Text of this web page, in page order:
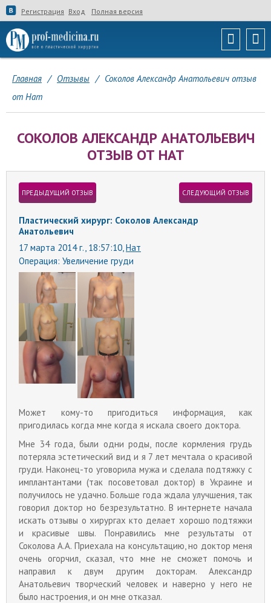
Регистрация Вход Полная версия
Главная / Отзывы / Соколов Александр Анатольевич отзыв
от Нат
СОКОЛОВ АЛЕКСАНДР АНАТОЛЬЕВИЧ
ОТЗЫВ ОТ НАТ
ПРЕДЫДУЩИЙ ОТЗЫВ СЛЕДУЮЩИЙ ОТЗЫВ
Пластический хирург: Соколов Александр
Анатольевич
17 марта 2014 г., 18:57:10, Нат
Операция: Увеличение груди
Может кому-то пригодиться информация, как
пригодилась когда мне когда я искала своего доктора.
Мне 34 года, были одни роды, после кормления грудь
потеряла эстетический вид и я 7 лет мечтала о красивой
груди. Наконец-то уговорила мужа и сделала подтяжку с
имплантантами (так посоветовал доктор) в Украине и
получилось не удачно. Больше года ждала улучшения, так
говорил доктор но безрезультатно. В интернете начала
искать отзывы о хирургах кто делает хорошо подтяжки
и красивые швы. Понравились мне результаты от
Соколова А.А. Приехала на консультацию, но доктор меня
очень огорчил, сказал, что мне не сможет помочь и
направил к двум другим докторам. Александр
Анатольевич творческий человек и наверно у него не
было настроения, и он мне отказал.